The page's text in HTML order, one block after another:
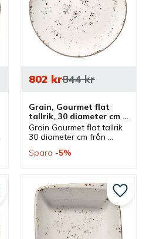
Grain, Gourmet flat
tallrik, 30 diameter cm -
6 st/fp
Grain Gourmet flat tallrik
30 diameter cm från
serie där flera delar
mattallrik.
802 kr844kr
Spara 5%
till i favoriter Lägg